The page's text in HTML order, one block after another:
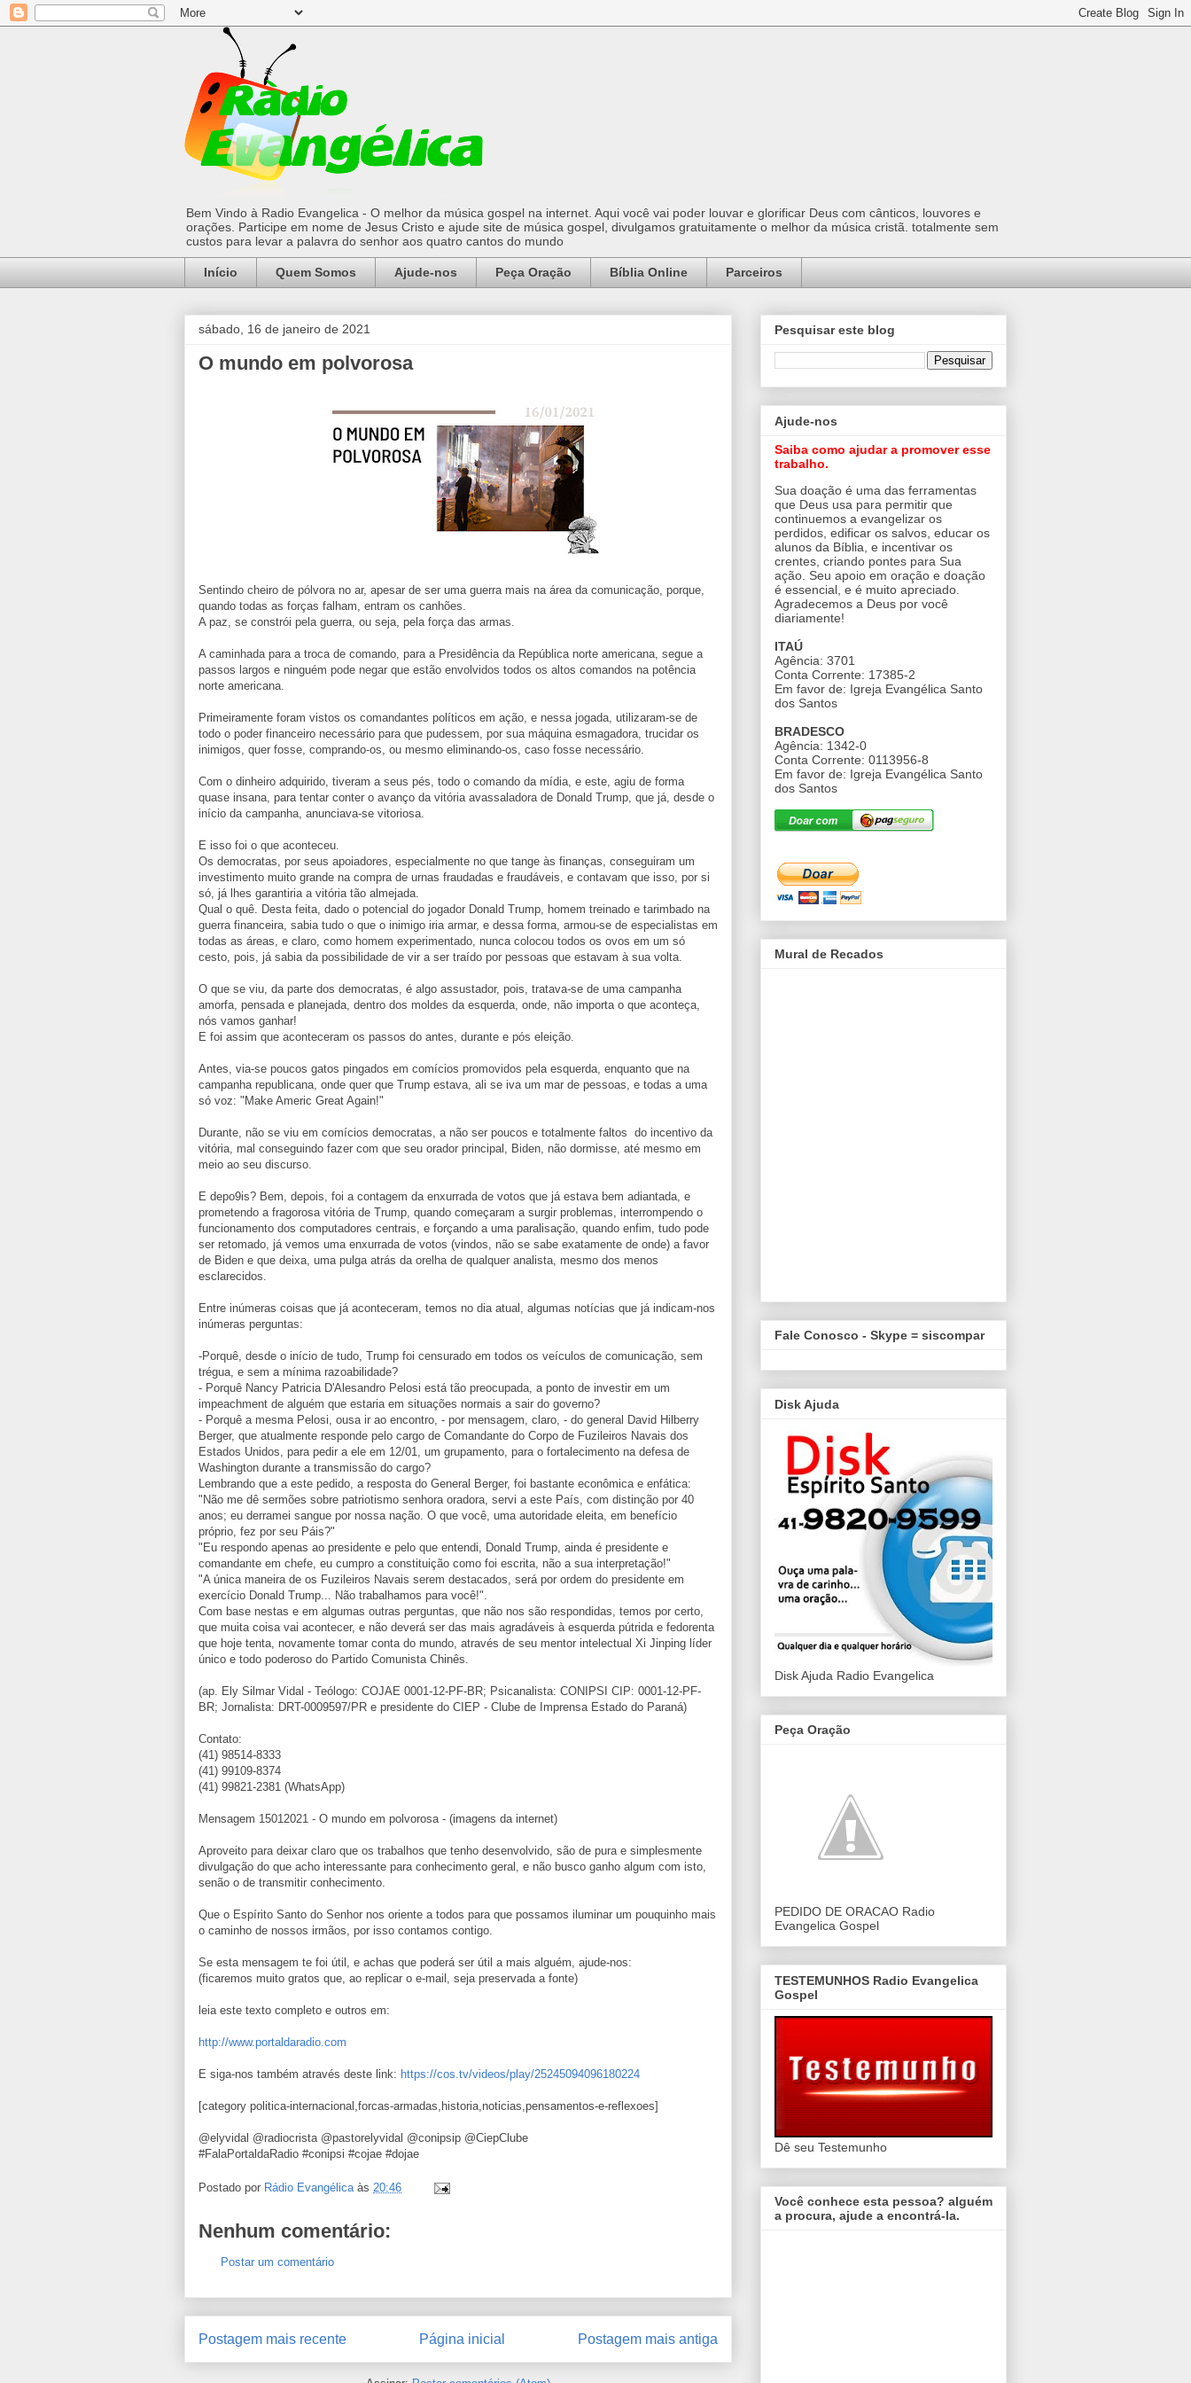
Bem Vindo à Radio Evangelica - O melhor da música gospel na internet. Aqui você vai poder louvar e glorificar Deus com cânticos, louvores e
orações. Participe em nome de Jesus Cristo e ajude site de música gospel, divulgamos gratuitamente o melhor da música cristã. totalmente sem
custos para levar a palavra do senhor aos quatro cantos do mundo
Início Quem Somos Ajude-nos Peça Oração Bíblia Online Parceiros
sábado, 16 de janeiro de 2021
O mundo em polvorosa
Sentindo cheiro de pólvora no ar, apesar de ser uma guerra mais na área da comunicação, porque,
quando todas as forças falham, entram os canhões.
A paz, se constrói pela guerra, ou seja, pela força das armas.
A caminhada para a troca de comando, para a Presidência da República norte americana, segue a
passos largos e ninguém pode negar que estão envolvidos todos os altos comandos na potência
norte americana.
Primeiramente foram vistos os comandantes políticos em ação, e nessa jogada, utilizaram-se de
todo o poder financeiro necessário para que pudessem, por sua máquina esmagadora, trucidar os
inimigos, quer fosse, comprando-os, ou mesmo eliminando-os, caso fosse necessário.
Com o dinheiro adquirido, tiveram a seus pés, todo o comando da mídia, e este, agiu de forma
quase insana, para tentar conter o avanço da vitória avassaladora de Donald Trump, que já, desde o
início da campanha, anunciava-se vitoriosa.
E isso foi o que aconteceu.
Os democratas, por seus apoiadores, especialmente no que tange às finanças, conseguiram um
investimento muito grande na compra de urnas fraudadas e fraudáveis, e contavam que isso, por si
só, já lhes garantiria a vitória tão almejada.
Qual o quê. Desta feita, dado o potencial do jogador Donald Trump, homem treinado e tarimbado na
guerra financeira, sabia tudo o que o inimigo iria armar, e dessa forma, armou-se de especialistas em
todas as áreas, e claro, como homem experimentado, nunca colocou todos os ovos em um só
cesto, pois, já sabia da possibilidade de vir a ser traído por pessoas que estavam à sua volta.
O que se viu, da parte dos democratas, é algo assustador, pois, tratava-se de uma campanha
amorfa, pensada e planejada, dentro dos moldes da esquerda, onde, não importa o que aconteça,
nós vamos ganhar!
E foi assim que aconteceram os passos do antes, durante e pós eleição.
Antes, via-se poucos gatos pingados em comícios promovidos pela esquerda, enquanto que na
campanha republicana, onde quer que Trump estava, ali se iva um mar de pessoas, e todas a uma
só voz: "Make Americ Great Again!"
Durante, não se viu em comícios democratas, a não ser poucos e totalmente faltos do incentivo da
vitória, mal conseguindo fazer com que seu orador principal, Biden, não dormisse, até mesmo em
meio ao seu discurso.
E depo9is? Bem, depois, foi a contagem da enxurrada de votos que já estava bem adiantada, e
prometendo a fragorosa vitória de Trump, quando começaram a surgir problemas, interrompendo o
funcionamento dos computadores centrais, e forçando a uma paralisação, quando enfim, tudo pode
ser retomado, já vemos uma enxurrada de votos (vindos, não se sabe exatamente de onde) a favor
de Biden e que deixa, uma pulga atrás da orelha de qualquer analista, mesmo dos menos
esclarecidos.
Entre inúmeras coisas que já aconteceram, temos no dia atual, algumas notícias que já indicam-nos
inúmeras perguntas:
-Porquê, desde o início de tudo, Trump foi censurado em todos os veículos de comunicação, sem
trégua, e sem a mínima razoabilidade?
- Porquê Nancy Patricia D'Alesandro Pelosi está tão preocupada, a ponto de investir em um
impeachment de alguém que estaria em situações normais a sair do governo?
- Porquê a mesma Pelosi, ousa ir ao encontro, - por mensagem, claro, - do general David Hilberry
Berger, que atualmente responde pelo cargo de Comandante do Corpo de Fuzileiros Navais dos
Estados Unidos, para pedir a ele em 12/01, um grupamento, para o fortalecimento na defesa de
Washington durante a transmissão do cargo?
Lembrando que a este pedido, a resposta do General Berger, foi bastante econômica e enfática:
"Não me dê sermões sobre patriotismo senhora oradora, servi a este País, com distinção por 40
anos; eu derramei sangue por nossa nação. O que você, uma autoridade eleita, em benefício
próprio, fez por seu Páis?"
"Eu respondo apenas ao presidente e pelo que entendi, Donald Trump, ainda é presidente e
comandante em chefe, eu cumpro a constituição como foi escrita, não a sua interpretação!"
"A única maneira de os Fuzileiros Navais serem destacados, será por ordem do presidente em
exercício Donald Trump... Não trabalhamos para você!".
Com base nestas e em algumas outras perguntas, que não nos são respondidas, temos por certo,
que muita coisa vai acontecer, e não deverá ser das mais agradáveis à esquerda pútrida e fedorenta
que hoje tenta, novamente tomar conta do mundo, através de seu mentor intelectual Xi Jinping líder
único e todo poderoso do Partido Comunista Chinês.
(ap. Ely Silmar Vidal - Teólogo: COJAE 0001-12-PF-BR; Psicanalista: CONIPSI CIP: 0001-12-PF-
BR; Jornalista: DRT-0009597/PR e presidente do CIEP - Clube de Imprensa Estado do Paraná)
Contato:
(41) 98514-8333
(41) 99109-8374
(41) 99821-2381 (WhatsApp)
Mensagem 15012021 - O mundo em polvorosa - (imagens da internet)
Aproveito para deixar claro que os trabalhos que tenho desenvolvido, são de pura e simplesmente
divulgação do que acho interessante para conhecimento geral, e não busco ganho algum com isto,
senão o de transmitir conhecimento.
Que o Espírito Santo do Senhor nos oriente a todos para que possamos iluminar um pouquinho mais
o caminho de nossos irmãos, por isso contamos contigo.
Se esta mensagem te foi útil, e achas que poderá ser útil a mais alguém, ajude-nos:
(ficaremos muito gratos que, ao replicar o e-mail, seja preservada a fonte)
leia este texto completo e outros em:
http://www.portaldaradio.com
E siga-nos também através deste link: https://cos.tv/videos/play/25245094096180224
[category politica-internacional,forcas-armadas,historia,noticias,pensamentos-e-reflexoes]
@elyvidal @radiocrista @pastorelyvidal @conipsip @CiepClube
#FalaPortaldaRadio #conipsi #cojae #dojae
Postado por Rádio Evangélica às 20:46
Nenhum comentário:
Postar um comentário
Postagem mais recente Postagem mais antiga
Página inicial
Pesquisar este blog
Ajude-nos
Saiba como ajudar a promover esse
trabalho.
Sua doação é uma das ferramentas
que Deus usa para permitir que
continuemos a evangelizar os
perdidos, edificar os salvos, educar os
alunos da Bíblia, e incentivar os
crentes, criando pontes para Sua
ação. Seu apoio em oração e doação
é essencial, e é muito apreciado.
Agradecemos a Deus por você
diariamente!
ITAÚ
Agência: 3701
Conta Corrente: 17385-2
Em favor de: Igreja Evangélica Santo
dos Santos
BRADESCO
Agência: 1342-0
Conta Corrente: 0113956-8
Em favor de: Igreja Evangélica Santo
dos Santos
Mural de Recados
Fale Conosco - Skype = siscompar
Disk Ajuda
Disk Ajuda Radio Evangelica
Peça Oração
PEDIDO DE ORACAO Radio
Evangelica Gospel
TESTEMUNHOS Radio Evangelica
Gospel
Dê seu Testemunho
Você conhece esta pessoa? alguém
a procura, ajude a encontrá-la.